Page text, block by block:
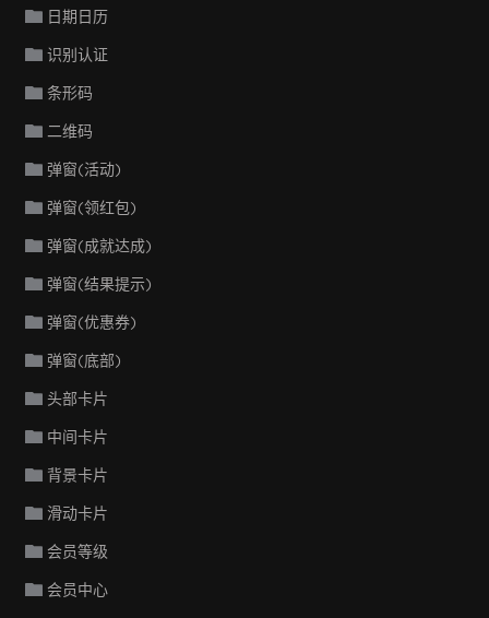
日期日历
识别认证
条形码
二维码
弹窗(活动)
弹窗(领红包)
弹窗(成就达成)
弹窗(结果提示)
弹窗(优惠券)
弹窗(底部)
头部卡片
中间卡片
背景卡片
滑动卡片
会员等级
会员中心